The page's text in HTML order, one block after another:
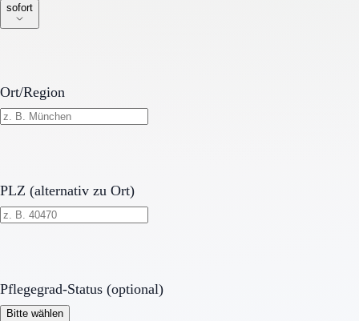
sofort
Ort/Region
PLZ (alternativ zu Ort)
Pflegegrad-Status (optional)
Pflegegrad-Status (optional)
Bitte wählen